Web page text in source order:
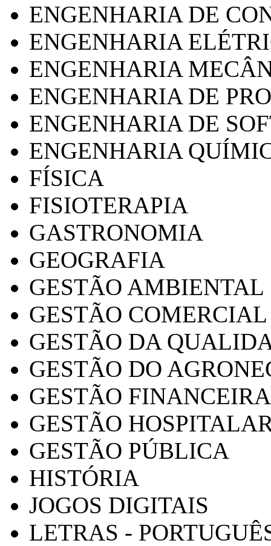
ENGENHARIA DE
ENGENHARIA
ENGENHARIA
ENGENHARIA DE
ENGENHARIA DE
ENGENHARIA
FÍSICA
FISIOTERAPIA
GASTRONOMIA
GEOGRAFIA
GESTÃO AMBIENTAL
GESTÃO COMERCIAL
GESTÃO DA
GESTÃO DO
GESTÃO FINANCEIRA
GESTÃO
GESTÃO PÚBLICA
HISTÓRIA
JOGOS DIGITAIS
LETRAS -